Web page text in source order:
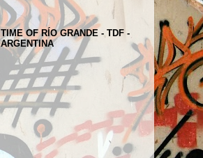
TIME OF RÍO GRANDE - TDF -
ARGENTINA